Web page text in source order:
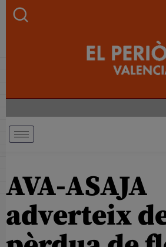
AVA-ASAJA
adverteix